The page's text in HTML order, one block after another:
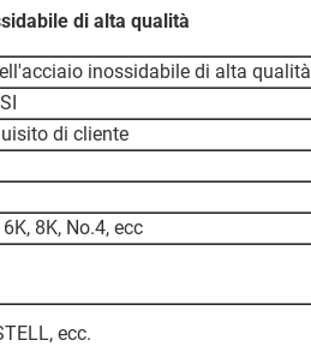
di alta qualità
inossidabile di alta qualità
di cliente
8K, No.4, ecc
ecc.